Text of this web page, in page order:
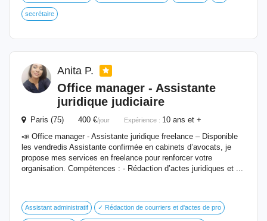
secrétaire
Anita P.
Office manager - Assistante
juridique judiciaire
Paris (75) 400 €/jour Expérience : 10 ans et +
📣 Office manager - Assistante juridique freelance – Disponible
les vendredis Assistante confirmée en cabinets d’avocats, je
propose mes services en freelance pour renforcer votre
organisation. Compétences : - Rédaction d’actes juridiques et ...
Assistant administratif ✓ Rédaction de courriers et d'actes de pro